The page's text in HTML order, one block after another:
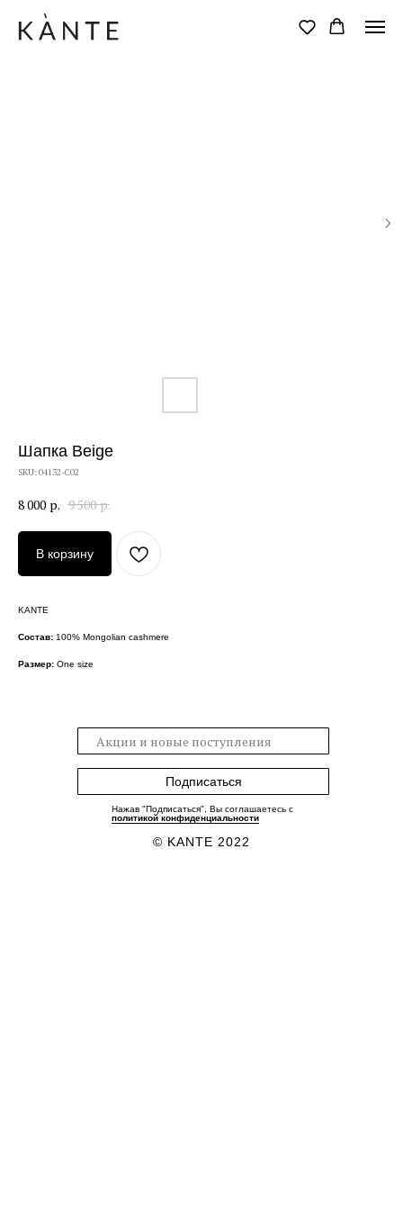
Шапка Beige
SKU:04132-C02
8 000 р. 9 500 р.
В корзину
KANTE
Состав: 100% Mongolian cashmere
Размер: One size
© KANTE 2022
Нажав "Подписаться", Вы соглашаетесь с
политикой конфиденциальности
Подписаться